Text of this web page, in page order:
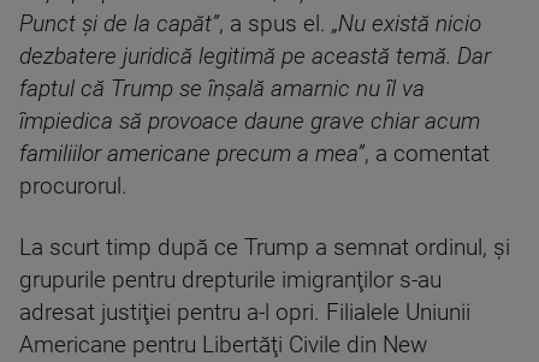
Punct şi de la capăt”, a spus el. „Nu există nicio
dezbatere juridică legitimă pe această temă. Dar
faptul că Trump se înşală amarnic nu îl va
împiedica să provoace daune grave chiar acum
familiilor americane precum a mea”, a comentat
procurorul.
La scurt timp după ce Trump a semnat ordinul, şi
grupurile pentru drepturile imigranţilor s-au
adresat justiţiei pentru a-l opri. Filialele Uniunii
Americane pentru Libertăţi Civile din New